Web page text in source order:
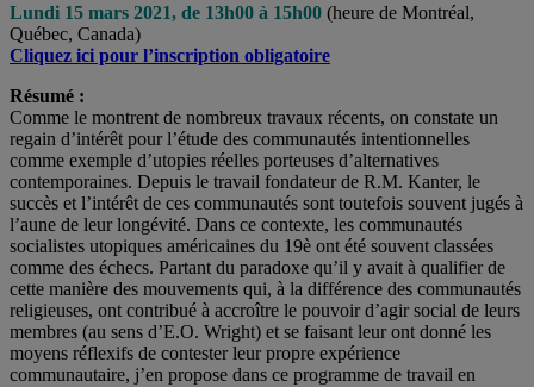
Lundi 15 mars 2021, de 13h00 à 15h00 (heure de Montréal,
Québec, Canada)
Cliquez ici pour l’inscription obligatoire
Résumé :
Comme le montrent de nombreux travaux récents, on constate un
regain d’intérêt pour l’étude des communautés intentionnelles
comme exemple d’utopies réelles porteuses d’alternatives
contemporaines. Depuis le travail fondateur de R.M. Kanter, le
succès et l’intérêt de ces communautés sont toutefois souvent jugés à
l’aune de leur longévité. Dans ce contexte, les communautés
socialistes utopiques américaines du 19è ont été souvent classées
comme des échecs. Partant du paradoxe qu’il y avait à qualifier de
cette manière des mouvements qui, à la différence des communautés
religieuses, ont contribué à accroître le pouvoir d’agir social de leurs
membres (au sens d’E.O. Wright) et se faisant leur ont donné les
moyens réflexifs de contester leur propre expérience
communautaire, j’en propose dans ce programme de travail en